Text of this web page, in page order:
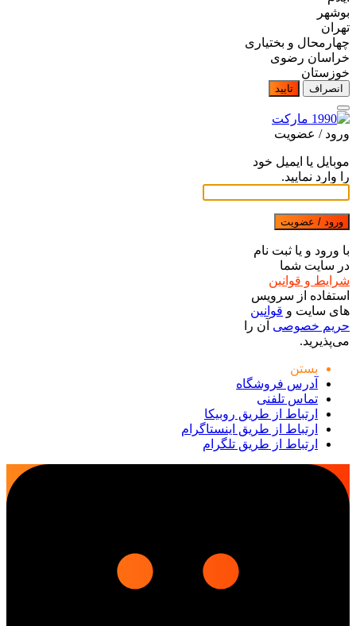
بوشهر
تهران
چهارمحال و بختیاری
خراسان رضوی
خوزستان
انصراف تایید
ورود / عضویت
موبایل یا ایمیل خود
را وارد نمایید.
ورود / عضویت
با ورود و یا ثبت نام
در سایت شما
شرایط و قوانین
استفاده از سرویس
های سایت و قوانین
حریم خصوصی آن را
می‌پذیرید.
بستن
آدرس فروشگاه
تماس تلفنی
ارتباط از طریق روبیکا
ارتباط از طریق اینستاگرام
ارتباط از طریق تلگرام